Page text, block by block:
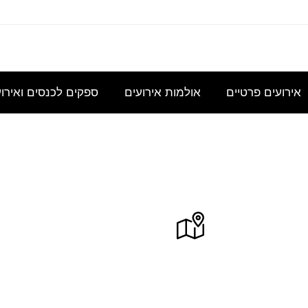
כנס
לכ- 100
להשכיר
אולם/
כיתה
הצעת
מחיר
בסיסית
לקבל
הצעת
מחיר
מחיר
עבור כנס
מנהלי
אירועים פרטיים אולמות אירועים ספקים לכנסים